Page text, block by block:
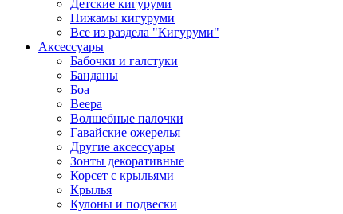
Детские кигуруми
Пижамы кигуруми
Все из раздела "Кигуруми"
Аксессуары
Бабочки и галстуки
Банданы
Боа
Веера
Волшебные палочки
Гавайские ожерелья
Другие аксессуары
Зонты декоративные
Корсет с крыльями
Крылья
Кулоны и подвески